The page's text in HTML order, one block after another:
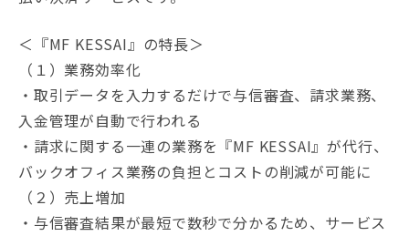
＜『MF KESSAI』の特長＞
（１）業務効率化
・取引データを入力するだけで与信審査、請求業務、
入金管理が自動で行われる
・請求に関する一連の業務を『MF KESSAI』が代行、
バックオフィス業務の負担とコストの削減が可能に
（２）売上増加
・与信審査結果が最短で数秒で分かるため、サービス